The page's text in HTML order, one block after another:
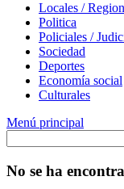
Locales /
Politica
Policiales /
Sociedad
Deportes
Economía social
Culturales
Menú principal
No se ha